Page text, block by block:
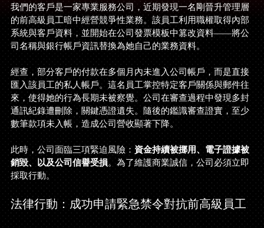
我們的客戶是一家專業服務公司，近期發現一名剛晉升管理層
的前高級員工暗中經營競爭性業務。該員工利用職權取得內部
系統與客戶資料，並開始在公司發票模板中篡改資料——將公
司名稱與銀行帳戶資訊替換為她自己的業務資料。
經查，部分客戶的付款在多個月內未進入公司帳戶，而是直接
匯入該員工的私人帳戶。這名員工掌控特定客戶關係與郵件往
來，使得她的行為長期未被察覺。公司在審查過程中發現多封
通訊紀錄遭刪除，關鍵憑證遺失。隨後的鑑識審查證實，至少
數筆款項未入帳，造成公司營收顯著下降。
此時，公司面臨三項緊迫風險： 資金持續被挪用、電子證據被
銷毀、以及公司信譽受損。為了維護商業誠信，公司必須立即
採取行動。
法律行動：成功申請緊急禁令對抗前高級員工